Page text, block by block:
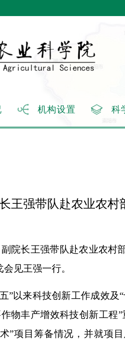
机构设置 科
王强带队赴农业农
长王强带队赴农业农村
见王强一行。
来科技创新工作成效及“
物丰产增效科技创新工程
”项目筹备情况，并就项